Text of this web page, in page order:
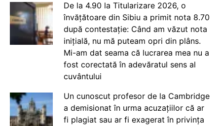
De la 4.90 la Titularizare 2026, o
învățătoare din Sibiu a primit nota 8.70
după contestație: Când am văzut nota
inițială, nu mă puteam opri din plâns.
Mi-am dat seama că lucrarea mea nu a
fost corectată în adevăratul sens al
cuvântului
Un cunoscut profesor de la Cambridge
a demisionat în urma acuzațiilor că ar
fi plagiat sau ar fi exagerat în privința